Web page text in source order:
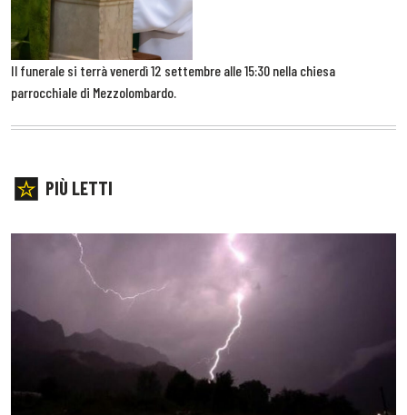
Il funerale si terrà venerdì 12 settembre alle 15:30 nella chiesa
parrocchiale di Mezzolombardo.
PIÙ LETTI